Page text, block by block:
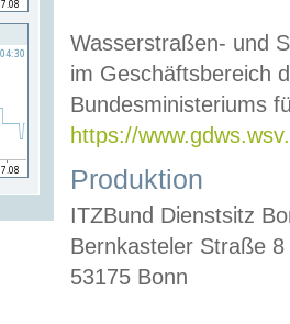
Wasserstraßen- und
im Geschäftsbereich
Bundesministeriums
https://
Produktion
ITZBund Dienstsitz
Bernkasteler Straße 8
53175 Bonn